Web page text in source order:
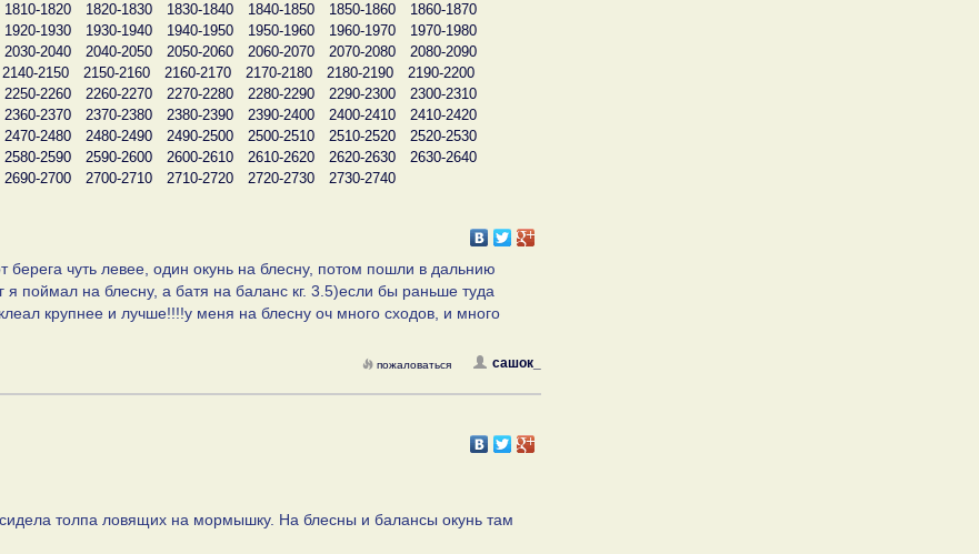
1810-1820 1820-1830 1830-1840 1840-1850 1850-1860
1860-1870
1920-1930 1930-1940 1940-1950 1950-1960 1960-1970
1970-1980
2030-2040 2040-2050 2050-2060 2060-2070 2070-2080
2080-2090
2140-2150 2150-2160 2160-2170 2170-2180 2180-2190
2190-2200
2250-2260 2260-2270 2270-2280 2280-2290 2290-2300
2300-2310
2360-2370 2370-2380 2380-2390 2390-2400 2400-2410
2410-2420
2470-2480 2480-2490 2490-2500 2500-2510 2510-2520
2520-2530
2580-2590 2590-2600 2600-2610 2610-2620 2620-2630
2630-2640
2690-2700 2700-2710 2710-2720 2720-2730 2730-2740
чуть левее, один окунь на блесну, потом пошли в дальнию
я поймал на блесну, а батя на баланс кг. 3.5)если бы раньше туда
крупнее и лучше!!!!у меня на блесну оч много сходов, и много
сашок_
пожаловаться
толпа ловящих на мормышку. На блесны и балансы окунь там